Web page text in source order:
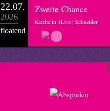
22.07.
2026
floatend
Zweite Chance
Kirche in 1Live | Schneider